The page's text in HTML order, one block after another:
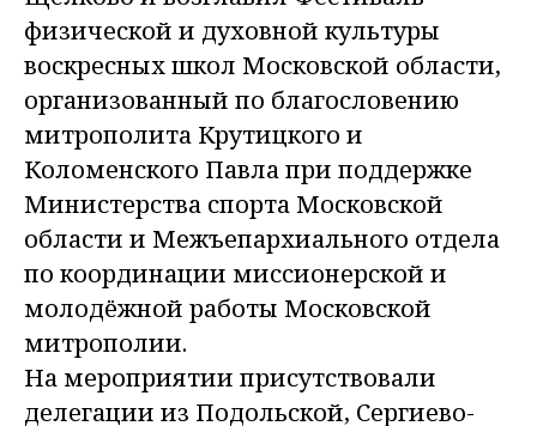
физической и духовной культуры
воскресных школ Московской области,
организованный по благословению
митрополита Крутицкого и
Коломенского Павла при поддержке
Министерства спорта Московской
области и Межъепархиального отдела
по координации миссионерской и
молодёжной работы Московской
митрополии.
На мероприятии присутствовали
делегации из Подольской, Сергиево-